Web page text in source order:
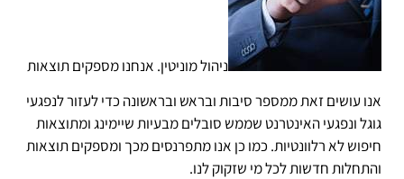
ניהול מוניטין. אנחנו מספקים תוצאות
אנו עושים זאת ממספר סיבות ובראש ובראשונה כדי לעזור לנפגעי
גוגל ונפגעי האינטרנט שממש סובלים מבעיות שיימינג ומתוצאות
חיפוש לא רלוונטיות. כמו כן אנו מתפרנסים מכך ומספקים תוצאות
והתחלות חדשות לכל מי שזקוק לנו.